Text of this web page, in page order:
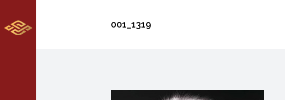
001_1319